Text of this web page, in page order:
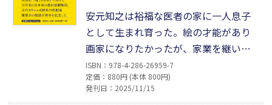
安元知之は裕福な医者の家に一人息子
として生まれ育った。絵の才能があり
画家になりたかったが、家業を継いで
産婦人科の医師になった。或る日、三
人の青年から自分達の生活を変えたい
と相談を受ける。農村で何ができるか
ISBN：978-4-286-26959-7
定価：880円 (本体 800円)
発刊日：2025/11/15